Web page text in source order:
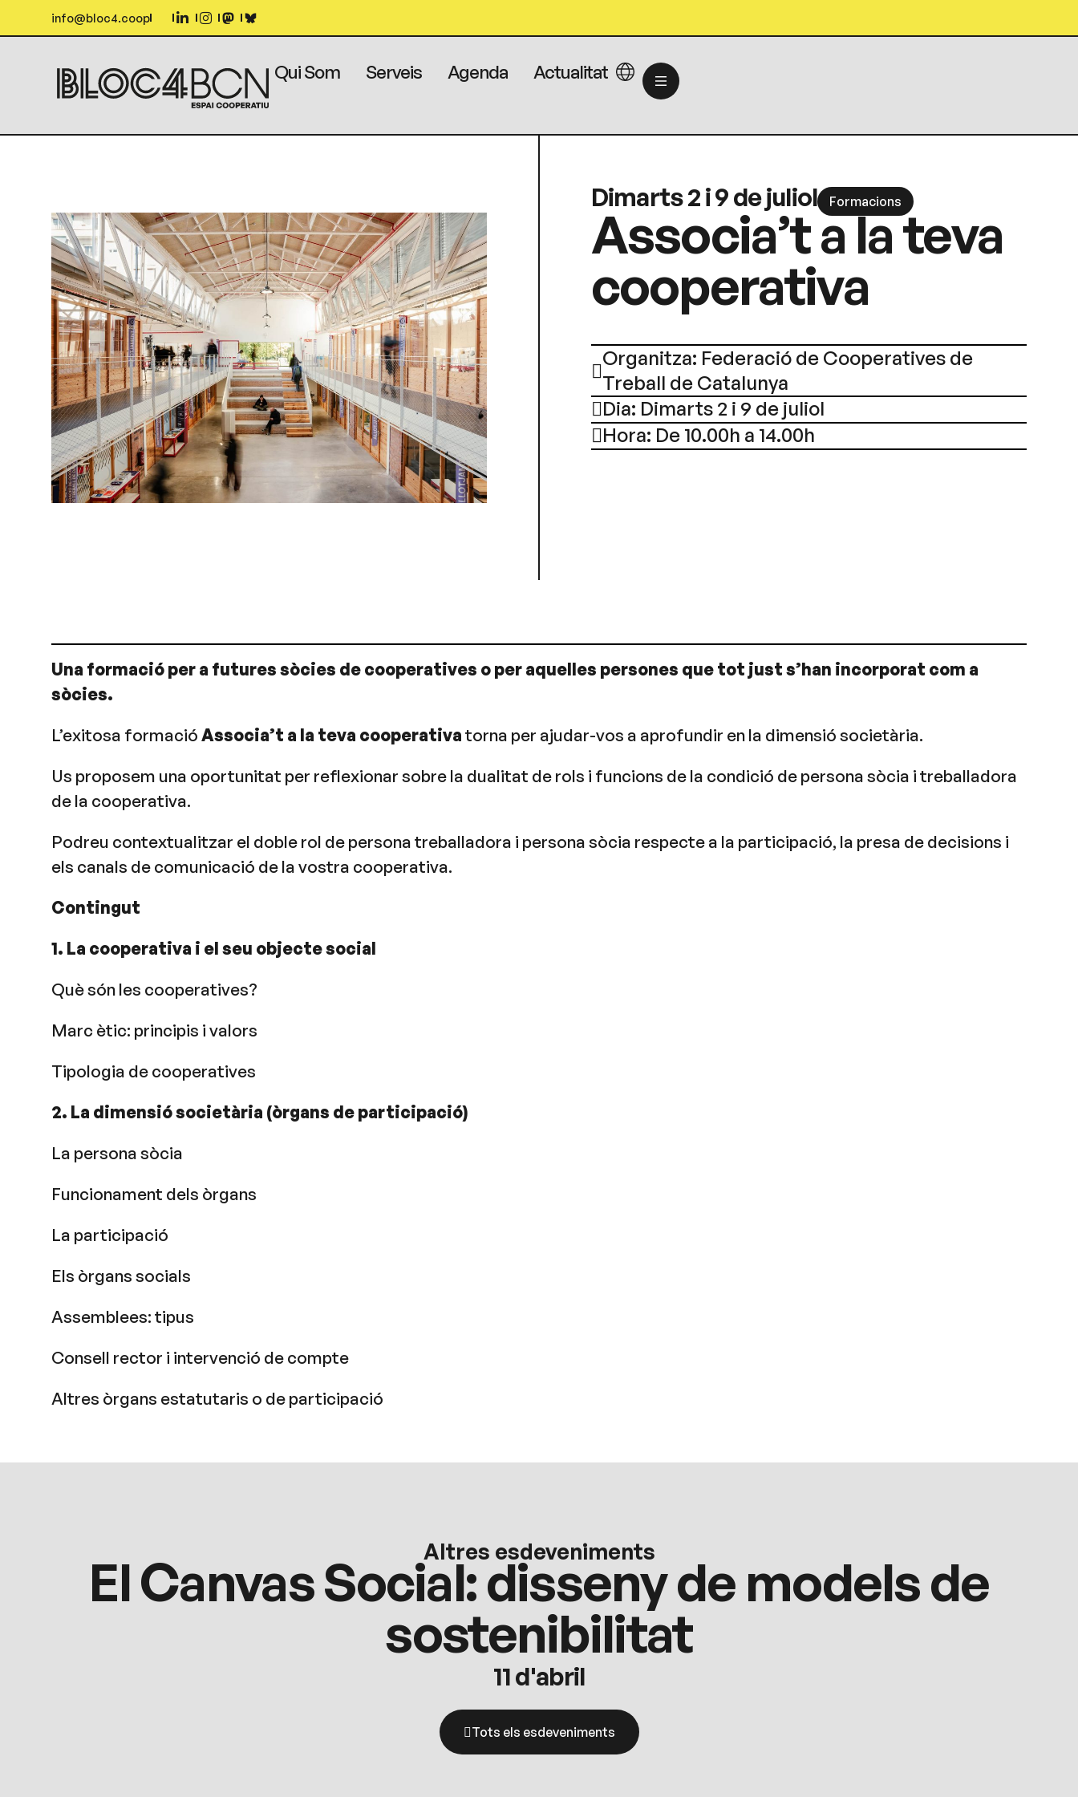
info@bloc4.coop
Qui Som Serveis Agenda Actualitat
Dimarts 2 i 9 de juliol Formacions
Associa’t a la teva
cooperativa
Organitza: Federació de Cooperatives de
Treball de Catalunya
Dia: Dimarts 2 i 9 de juliol
Hora: De 10.00h a 14.00h
Una formació per a futures sòcies de cooperatives o per aquelles persones que tot just s’han incorporat com a
sòcies.
L’exitosa formacióAssocia’t a la teva cooperativatorna per ajudar-vos a aprofundir en la dimensió societària.
Us proposem una oportunitat per reflexionar sobre la dualitat de rols i funcions de la condició de persona sòcia i treballadora
de la cooperativa.
Podreu contextualitzar el doble rol de persona treballadora i persona sòcia respecte a la participació, la presa de decisions i
els canals de comunicació de la vostra cooperativa.
Contingut
1. La cooperativa i el seu objecte social
Què són les cooperatives?
Marc ètic: principis i valors
Tipologia de cooperatives
2. La dimensió societària (òrgans de participació)
La persona sòcia
Funcionament dels òrgans
La participació
Els òrgans socials
Assemblees: tipus
Consell rector i intervenció de compte
Altres òrgans estatutaris o de participació
Altres esdeveniments
El Canvas Social: disseny de models de
sostenibilitat
11 d'abril
Tots els esdeveniments